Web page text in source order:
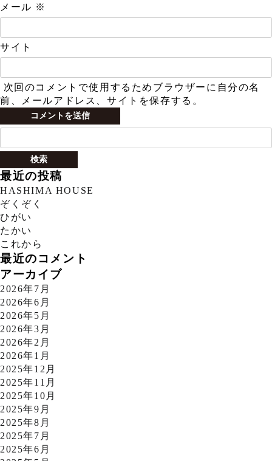
メール ※
サイト
次回のコメントで使用するためブラウザーに自分の名
前、メールアドレス、サイトを保存する。
検
最近の投稿
HASHIMA HOUSE
ぞくぞく
ひがい
たかい
これから
最近のコメント
アーカイブ
2026年7月
2026年6月
2026年5月
2026年3月
2026年2月
2026年1月
2025年12月
2025年11月
2025年10月
2025年9月
2025年8月
2025年7月
2025年6月